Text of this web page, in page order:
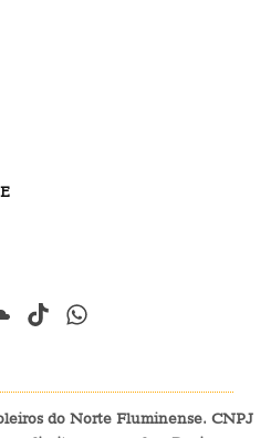
do Norte Fluminense. CNPJ